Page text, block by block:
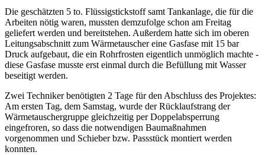
Die geschätzten 5 to. Flüssigstickstoff samt Tankanlage, die für die
Arbeiten nötig waren, mussten demzufolge schon am Freitag
geliefert werden und bereitstehen. Außerdem hatte sich im oberen
Leitungsabschnitt zum Wärmetauscher eine Gasfase mit 15 bar
Druck aufgebaut, die ein Rohrfrosten eigentlich unmöglich machte -
diese Gasfase musste erst einmal durch die Befüllung mit Wasser
beseitigt werden.
Zwei Techniker benötigten 2 Tage für den Abschluss des Projektes:
Am ersten Tag, dem Samstag, wurde der Rücklaufstrang der
Wärmetauschergruppe gleichzeitig per Doppelabsperrung
eingefroren, so dass die notwendigen Baumaßnahmen
vorgenommen und Schieber bzw. Passstück montiert werden
konnten.